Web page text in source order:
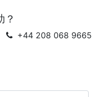
？
+44 208 068 9665